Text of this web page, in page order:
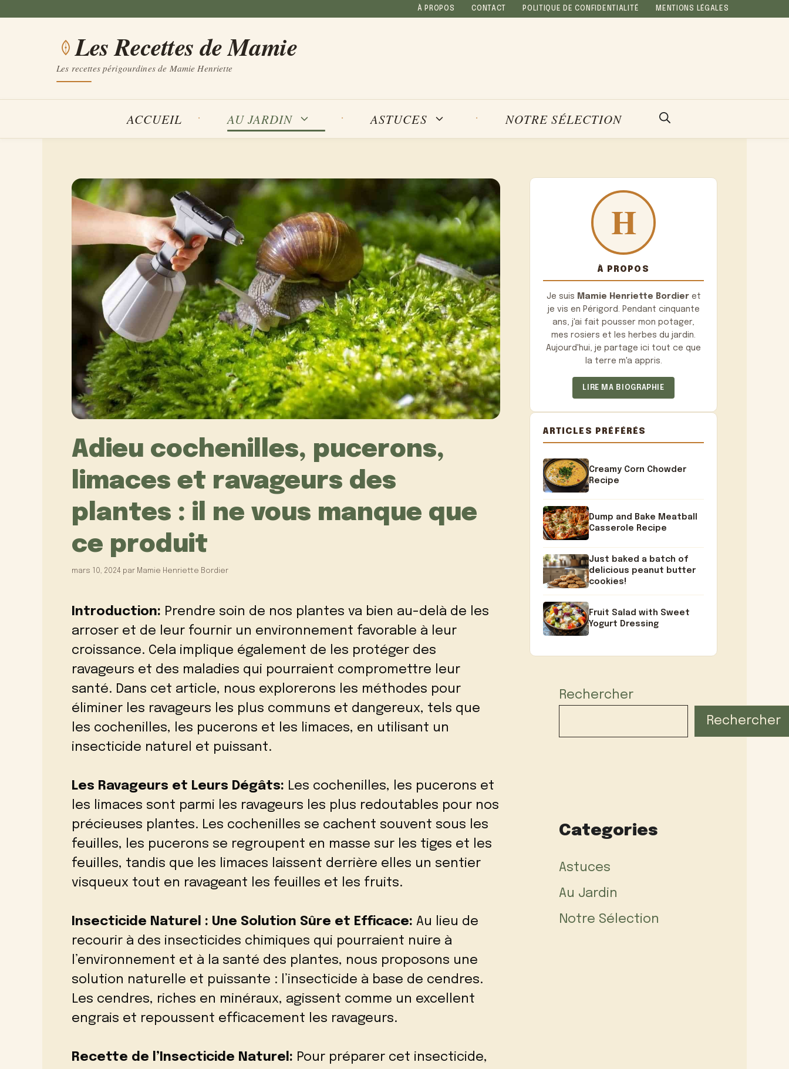
À PROPOS CONTACT POLITIQUE DE CONFIDENTIALITÉ MENTIONS LÉGALES
Les Recettes de Mamie
Les recettes périgourdines de Mamie Henriette
ACCUEIL AU JARDIN ASTUCES NOTRE SÉLECTION
Adieu cochenilles, pucerons,
limaces et ravageurs des
plantes : il ne vous manque que
ce produit
mars 10, 2024 par Mamie Henriette Bordier
Introduction: Prendre soin de nos plantes va bien au-delà de les
arroser et de leur fournir un environnement favorable à leur
croissance. Cela implique également de les protéger des
ravageurs et des maladies qui pourraient compromettre leur
santé. Dans cet article, nous explorerons les méthodes pour
éliminer les ravageurs les plus communs et dangereux, tels que
les cochenilles, les pucerons et les limaces, en utilisant un
insecticide naturel et puissant.
Les Ravageurs et Leurs Dégâts: Les cochenilles, les pucerons et
les limaces sont parmi les ravageurs les plus redoutables pour nos
précieuses plantes. Les cochenilles se cachent souvent sous les
feuilles, les pucerons se regroupent en masse sur les tiges et les
feuilles, tandis que les limaces laissent derrière elles un sentier
visqueux tout en ravageant les feuilles et les fruits.
Insecticide Naturel : Une Solution Sûre et Efficace: Au lieu de
recourir à des insecticides chimiques qui pourraient nuire à
l’environnement et à la santé des plantes, nous proposons une
solution naturelle et puissante : l’insecticide à base de cendres.
Les cendres, riches en minéraux, agissent comme un excellent
engrais et repoussent efficacement les ravageurs.
Recette de l’Insecticide Naturel: Pour préparer cet insecticide,
À PROPOS
Je suis Mamie Henriette Bordieret
je vis en Périgord. Pendant cinquante
ans, j'ai fait pousser mon potager,
mes rosiers et les herbes du jardin.
Aujourd'hui, je partage ici tout ce que
la terre m'a appris.
LIRE MA BIOGRAPHIE
ARTICLES PRÉFÉRÉS
Creamy Corn Chowder
Recipe
Dump and Bake Meatball
Casserole Recipe
Just baked a batch of
delicious peanut butter
cookies!
Fruit Salad with Sweet
Yogurt Dressing
Rechercher
Rechercher
Categories
Astuces
Au Jardin
Notre Sélection